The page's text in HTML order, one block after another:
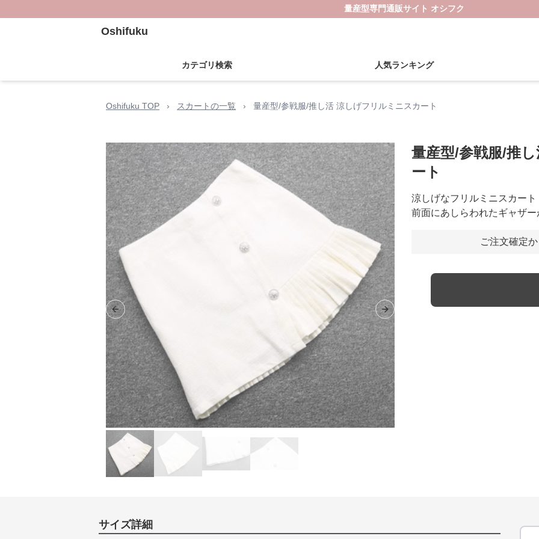
量産型専門通販サイト オシフク
Oshifuku
カテゴリ検索 人気ランキング
Oshifuku TOP › スカートの一覧 › 量産型/参戦服/推し活 涼しげフリルミニスカート
Previous slide Next slide
量産型/参戦服/推
ート
涼しげなフリルミニスカート
前面にあしらわれたギャザ
ご注文確定
サイズ詳細